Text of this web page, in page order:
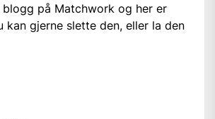
blogg på Matchwork og her er
kan gjerne slette den, eller la den